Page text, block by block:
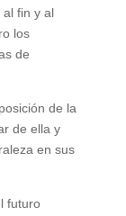
fin y al
los
de
de la
de ella y
en sus
futuro